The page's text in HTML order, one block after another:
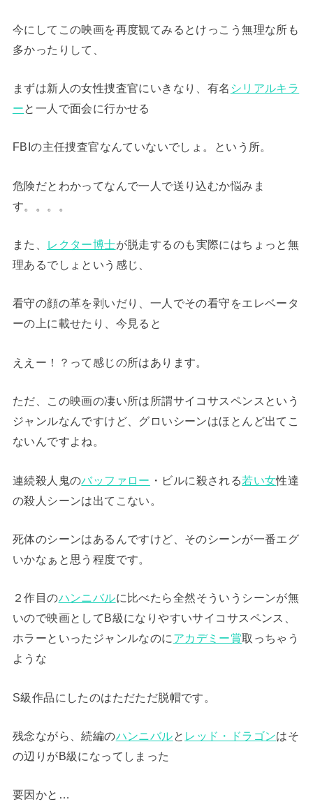
今にしてこの映画を再度観てみるとけっこう無理な所も
多かったりして、
まずは新人の女性捜査官にいきなり、有名 シリアルキラ
ーと一人で面会に行かせる
FBIの主任捜査官なんていないでしょ。という所。
危険だとわかってなんで一人で送り込むか悩みま
す。。。。
また、 レクター博士が脱走するのも実際にはちょっと無
理あるでしょという感じ、
看守の顔の革を剥いだり、一人でその看守をエレベータ
ーの上に載せたり、今見ると
ええー！？って感じの所はあります。
ただ、この映画の凄い所は所謂サイコサスペンスという
ジャンルなんですけど、グロいシーンはほとんど出てこ
ないんですよね。
連続殺人鬼のバッファロー ・ビルに殺される若い女性達
の殺人シーンは出てこない。
死体のシーンはあるんですけど、そのシーンが一番エグ
いかなぁと思う程度です。
２作目のハンニバルに比べたら全然そういうシーンが無
いので映画としてB級になりやすいサイコサスペンス、
ホラーといったジャンルなのに アカデミー賞取っちゃう
ような
S級作品にしたのはただただ脱帽です。
残念ながら、続編のハンニバルと レッド・ドラゴンはそ
の辺りがB級になってしまった
要因かと…